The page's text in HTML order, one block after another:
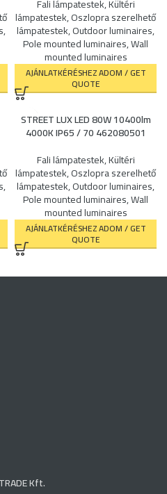
,
Fali lámpatestek,Kültéri
lámpatestek,Oszlopra szerelhető
lámpatestek,Outdoor luminaires,
Pole mounted luminaires,Wall
mounted luminaires
AJÁNLATKÉRÉSHEZ ADOM / GET
QUOTE
,
STREET LUX LED 80W 10400lm
4000K IP65 / 70 462080501
Fali lámpatestek,Kültéri
lámpatestek,Oszlopra szerelhető
lámpatestek,Outdoor luminaires,
Pole mounted luminaires,Wall
mounted luminaires
AJÁNLATKÉRÉSHEZ ADOM / GET
QUOTE
Kft.